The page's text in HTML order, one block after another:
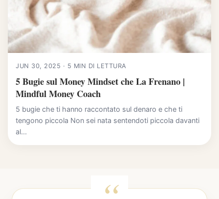
JUN 30, 2025 · 5 MIN DI LETTURA
5 Bugie sul Money Mindset che La Frenano |
Mindful Money Coach
5 bugie che ti hanno raccontato sul denaro e che ti
tengono piccola Non sei nata sentendoti piccola davanti
al...